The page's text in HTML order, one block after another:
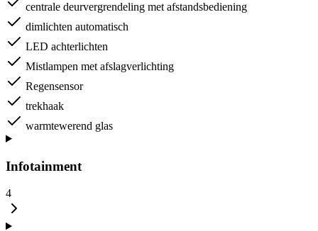
centrale deurvergrendeling met afstandsbediening
dimlichten automatisch
LED achterlichten
Mistlampen met afslagverlichting
Regensensor
trekhaak
warmtewerend glas
Infotainment
4